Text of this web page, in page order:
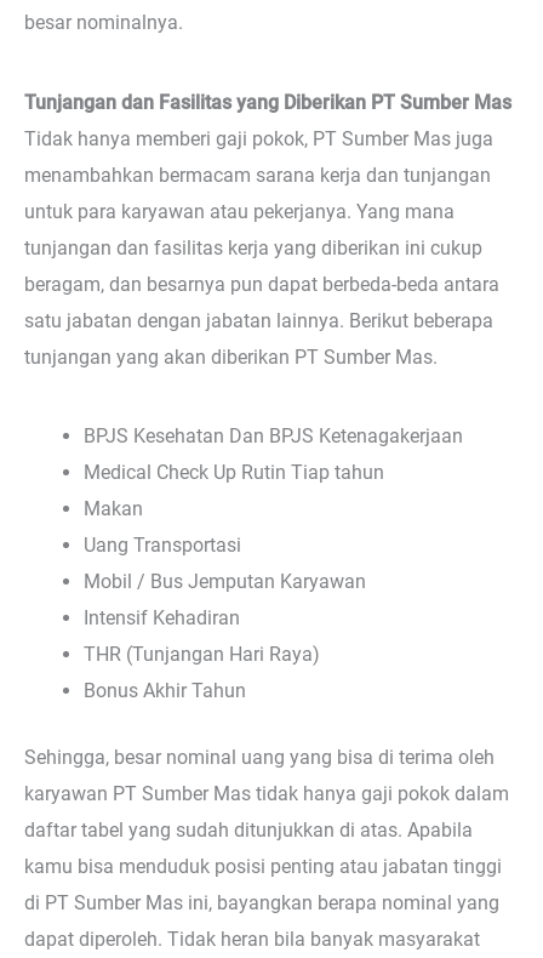
besar nominalnya.
Tunjangan dan Fasilitas yang Diberikan PT Sumber Mas
Tidak hanya memberi gaji pokok, PT Sumber Mas juga
menambahkan bermacam sarana kerja dan tunjangan
untuk para karyawan atau pekerjanya. Yang mana
tunjangan dan fasilitas kerja yang diberikan ini cukup
beragam, dan besarnya pun dapat berbeda-beda antara
satu jabatan dengan jabatan lainnya. Berikut beberapa
tunjangan yang akan diberikan PT Sumber Mas.
BPJS Kesehatan Dan BPJS Ketenagakerjaan
Medical Check Up Rutin Tiap tahun
Makan
Uang Transportasi
Mobil / Bus Jemputan Karyawan
Intensif Kehadiran
THR (Tunjangan Hari Raya)
Bonus Akhir Tahun
Sehingga, besar nominal uang yang bisa di terima oleh
karyawan PT Sumber Mas tidak hanya gaji pokok dalam
daftar tabel yang sudah ditunjukkan di atas. Apabila
kamu bisa menduduk posisi penting atau jabatan tinggi
di PT Sumber Mas ini, bayangkan berapa nominal yang
dapat diperoleh. Tidak heran bila banyak masyarakat